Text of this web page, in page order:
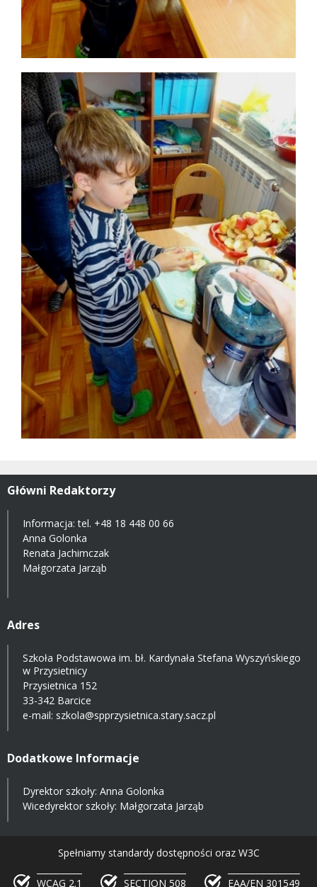
Główni Redaktorzy
Informacja: tel. +48 18 448 00 66
Anna Golonka
Renata Jachimczak
Małgorzata Jarząb
Adres
Szkoła Podstawowa im. bł. Kardynała Stefana Wyszyńskiego
w Przysietnicy
Przysietnica 152
33-342 Barcice
e-mail: szkola@spprzysietnica.stary.sacz.pl
Dodatkowe Informacje
Dyrektor szkoły: Anna Golonka
Wicedyrektor szkoły: Małgorzata Jarząb
Spełniamy standardy dostępności oraz W3C
WCAG 2.1 SECTION 508 EAA/EN 301549